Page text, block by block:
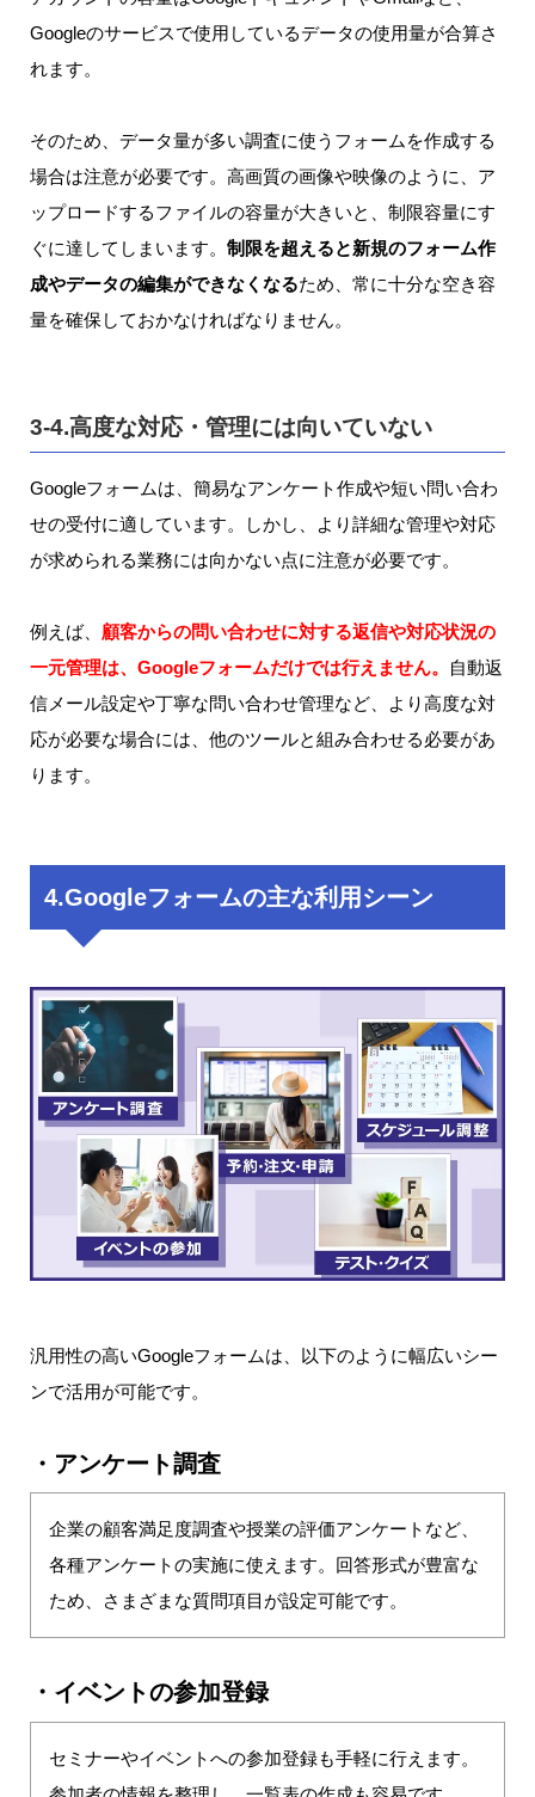
Googleのサービスで使用しているデータの使用量が合算さ
れます。
そのため、データ量が多い調査に使うフォームを作成する
場合は注意が必要です。高画質の画像や映像のように、ア
ップロードするファイルの容量が大きいと、制限容量にす
ぐに達してしまいます。 制限を超えると新規のフォーム作
成やデータの編集ができなくなるため、常に十分な空き容
量を確保しておかなければなりません。
3-4.高度な対応・管理には向いていない
Googleフォームは、簡易なアンケート作成や短い問い合わ
せの受付に適しています。しかし、より詳細な管理や対応
が求められる業務には向かない点に注意が必要です。
例えば、 顧客からの問い合わせに対する返信や対応状況の
一元管理は、Googleフォームだけでは行えません。
自動返
信メール設定や丁寧な問い合わせ管理など、より高度な対
応が必要な場合には、他のツールと組み合わせる必要があ
ります。
4.Googleフォームの主な利用シーン
汎用性の高いGoogleフォームは、以下のように幅広いシー
ンで活用が可能です。
・アンケート調査
企業の顧客満足度調査や授業の評価アンケートなど、
各種アンケートの実施に使えます。回答形式が豊富な
ため、さまざまな質問項目が設定可能です。
・イベントの参加登録
セミナーやイベントへの参加登録も手軽に行えます。